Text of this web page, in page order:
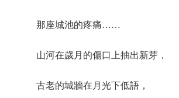
那座城池的疼痛……
山河在歲月的傷口上抽出新芽，
古老的城牆在月光下低語，